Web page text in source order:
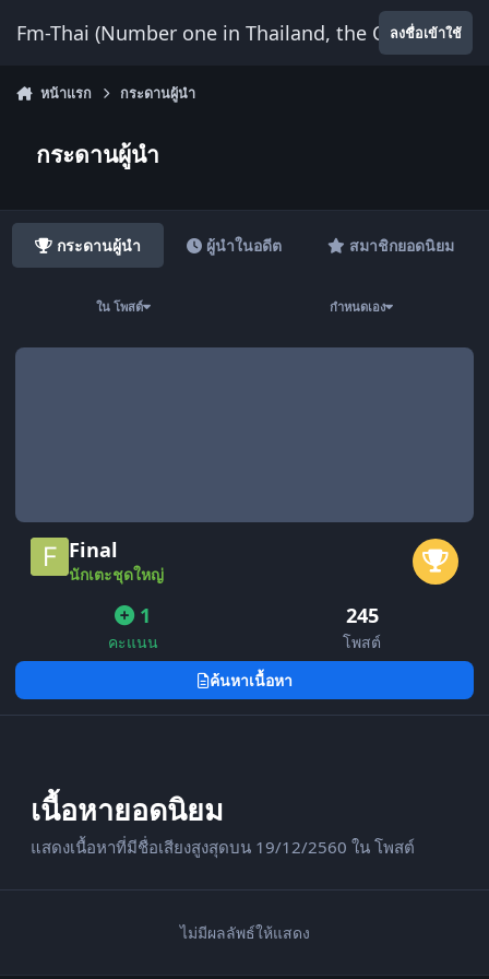
Fm-Thai (Number one in Thailand, the Onlyลงชื่อเข้าใช้
หน้าแรก กระดานผู้นำ
กระดานผู้นำ
กระดานผู้นำ ผู้นำในอดีต สมาชิกยอดนิยม
ใน โพสต์ กำหนดเอง
Final
นักเตะชุดใหญ่
1
คะแนน
245
โพสต์
ค้นหาเนื้อหา
เนื้อหายอดนิยม
แสดงเนื้อหาที่มีชื่อเสียงสูงสุดบน 19/12/2560 ใน โพสต์
ไม่มีผลลัพธ์ให้แสดง